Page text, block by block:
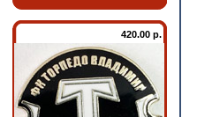
420.00 р.